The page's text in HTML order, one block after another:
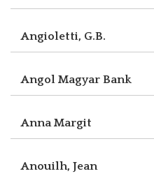
Angioletti, G.B.
Angol Magyar Bank
Anna Margit
Anouilh, Jean